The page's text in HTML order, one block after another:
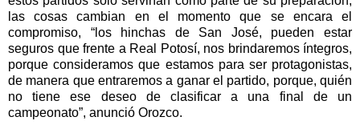
las cosas cambian en el momento que se encara el
compromiso, “los hinchas de San José, pueden estar
seguros que frente a Real Potosí, nos brindaremos íntegros,
porque consideramos que estamos para ser protagonistas,
de manera que entraremos a ganar el partido, porque, quién
no tiene ese deseo de clasificar a una final de un
campeonato”, anunció Orozco.